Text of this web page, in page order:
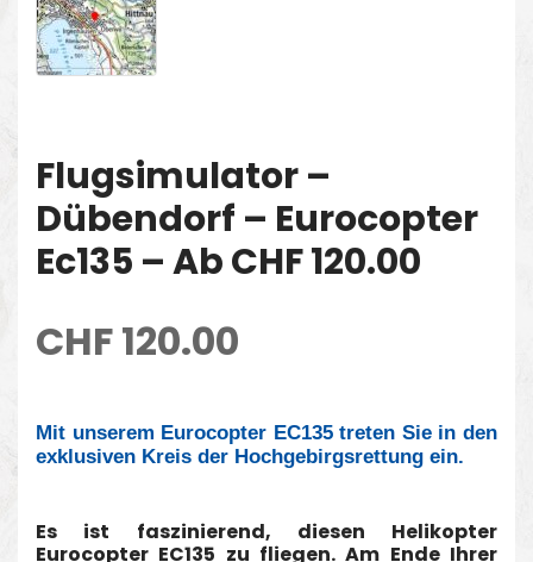
Flugsimulator –
Dübendorf – Eurocopter
Ec135 – Ab CHF 120.00
CHF120.00
Mit unserem Eurocopter EC135 treten Sie in den
exklusiven Kreis der Hochgebirgsrettung ein.
Es ist faszinierend, diesen Helikopter
Eurocopter EC135 zu fliegen. Am Ende Ihrer